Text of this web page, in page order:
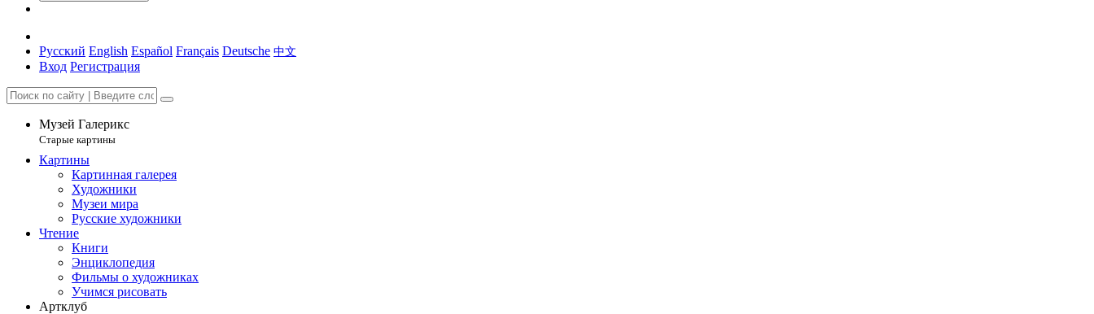
Русский English Español Français Deutsche 中文
Вход Регистрация
Музей Галерикс
Старые картины
Картины
Картинная галерея
Художники
Музеи мира
Русские художники
Чтение
Книги
Энциклопедия
Фильмы о художниках
Учимся рисовать
Артклуб